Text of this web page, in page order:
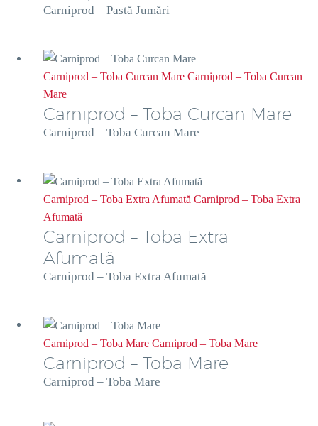
Carniprod – Pastă Jumări
Carniprod – Toba Curcan Mare Carniprod – Toba Curcan
Mare
Carniprod – Toba Curcan Mare
Carniprod – Toba Curcan Mare
Carniprod – Toba Extra Afumată Carniprod – Toba Extra
Afumată
Carniprod – Toba Extra
Afumată
Carniprod – Toba Extra Afumată
Carniprod – Toba Mare Carniprod – Toba Mare
Carniprod – Toba Mare
Carniprod – Toba Mare